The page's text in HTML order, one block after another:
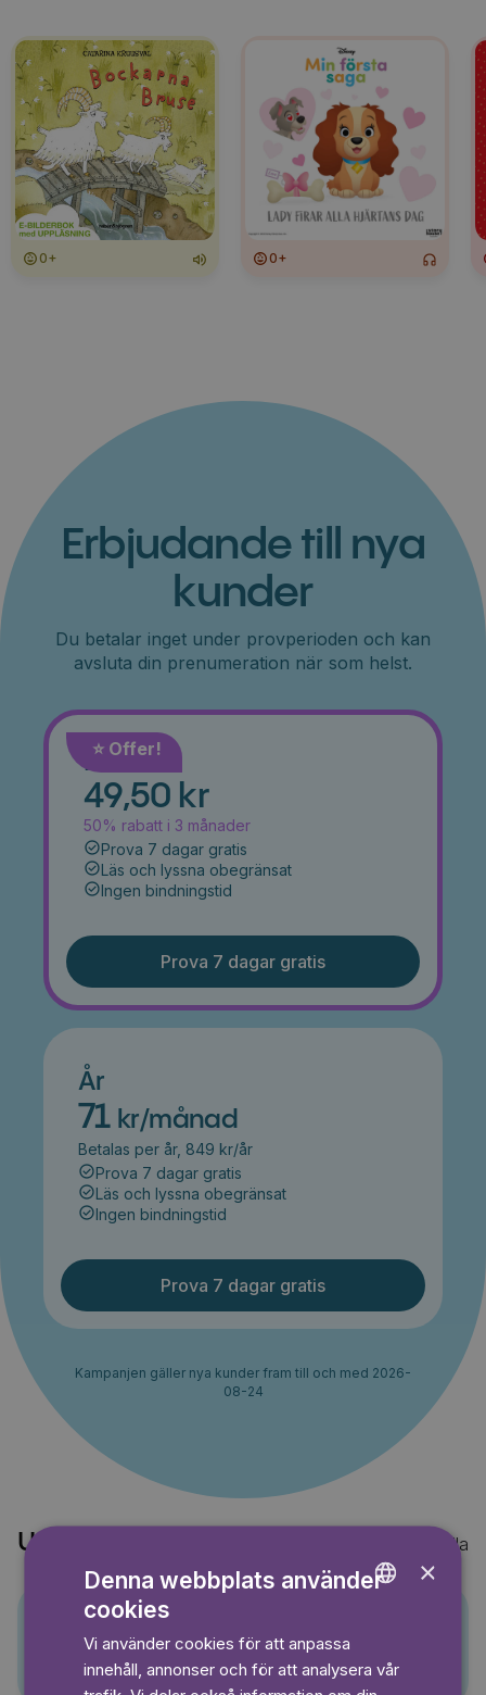
0+ 0+
Erbjudande till nya
kunder
Du betalar inget under provperioden och kan
avsluta din prenumeration när som helst.
⭐️ Offer!
Månad
49,50 kr
50% rabatt i 3 månader
Prova 7 dagar gratis
Läs och lyssna obegränsat
Ingen bindningstid
Prova 7 dagar gratis
År
71 kr/månad
Betalas per år, 849 kr/år
Prova 7 dagar gratis
Läs och lyssna obegränsat
Ingen bindningstid
Prova 7 dagar gratis
Kampanjen gäller nya kunder fram till och med 2026-
08-24
Upptäck också Visa alla
×
Denna webbplats använder
cookies
Vi använder cookies för att anpassa
innehåll, annonser och för att analysera vår